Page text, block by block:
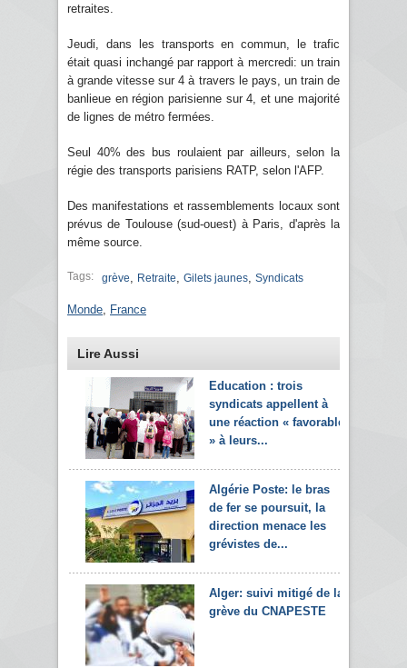
retraites.
Jeudi, dans les transports en commun, le trafic
était quasi inchangé par rapport à mercredi: un train
à grande vitesse sur 4 à travers le pays, un train de
banlieue en région parisienne sur 4, et une majorité
de lignes de métro fermées.
Seul 40% des bus roulaient par ailleurs, selon la
régie des transports parisiens RATP, selon l'AFP.
Des manifestations et rassemblements locaux sont
prévus de Toulouse (sud-ouest) à Paris, d'après la
même source.
Tags: grève Retraite Gilets jaunes Syndicats
Monde France
Lire Aussi
Education : trois
syndicats appellent à
une réaction « favorable
» à leurs...
Algérie Poste: le bras
de fer se poursuit, la
direction menace les
grévistes de...
Alger: suivi mitigé de la
grève du CNAPESTE